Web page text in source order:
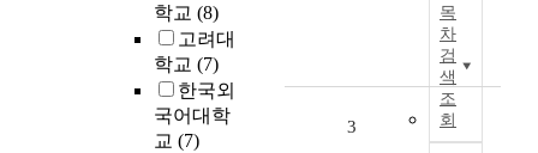
학교 (8)
고려대
학교 (7)
한국외
국어대학
교 (7)
목
차
검
색
조
회
3